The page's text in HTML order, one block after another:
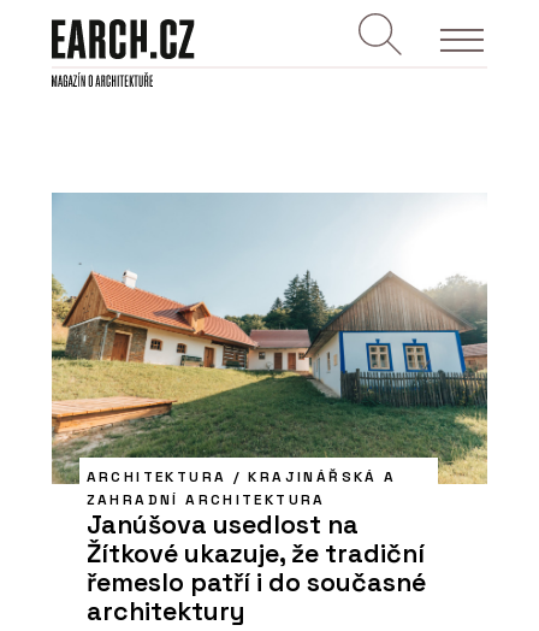
ARCHITEKTURA / KRAJINÁŘSKÁ A
ZAHRADNÍ ARCHITEKTURA
Janúšova usedlost na
Žítkové ukazuje, že tradiční
řemeslo patří i do současné
architektury